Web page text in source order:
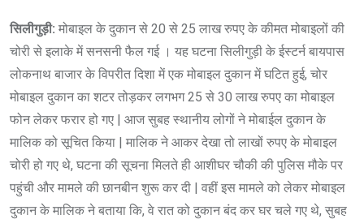
Email
सिलीगुड़ी: मोबाइल के दुकान से 20 से 25 लाख रुपए के कीमत मोबाइलों की
चोरी से इलाके में सनसनी फैल गई । यह घटना सिलीगुड़ी के ईस्टर्न बायपास
लोकनाथ बाजार के विपरीत दिशा में एक मोबाइल दुकान में घटित हुई, चोर
मोबाइल दुकान का शटर तोड़कर लगभग 25 से 30 लाख रुपए का मोबाइल
फोन लेकर फरार हो गए | आज सुबह स्थानीय लोगों ने मोबाईल दुकान के
मालिक को सूचित किया | मालिक ने आकर देखा तो लाखों रुपए के मोबाइल
चोरी हो गए थे, घटना की सूचना मिलते ही आशीघर चौकी की पुलिस मौके पर
पहुंची और मामले की छानबीन शुरू कर दी | वहीं इस मामले को लेकर मोबाइल
दुकान के मालिक ने बताया कि, वे रात को दुकान बंद कर घर चले गए थे, सुबह